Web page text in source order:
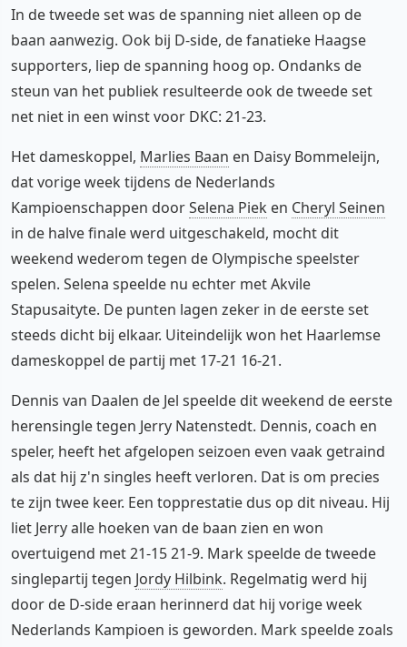
In de tweede set was de spanning niet alleen op de
baan aanwezig. Ook bij D-side, de fanatieke Haagse
supporters, liep de spanning hoog op. Ondanks de
steun van het publiek resulteerde ook de tweede set
net niet in een winst voor DKC: 21-23.
Het dameskoppel, Marlies Baan en Daisy Bommeleijn,
dat vorige week tijdens de Nederlands
Kampioenschappen doorSelena Piek en Cheryl Seinen
in de halve finale werd uitgeschakeld, mocht dit
weekend wederom tegen de Olympische speelster
spelen. Selena speelde nu echter met Akvile
Stapusaityte. De punten lagen zeker in de eerste set
steeds dicht bij elkaar. Uiteindelijk won het Haarlemse
dameskoppel de partij met 17-21 16-21.
Dennis van Daalen de Jel speelde dit weekend de eerste
herensingle tegen Jerry Natenstedt. Dennis, coach en
speler, heeft het afgelopen seizoen even vaak getraind
als dat hij z'n singles heeft verloren. Dat is om precies
te zijn twee keer. Een topprestatie dus op dit niveau. Hij
liet Jerry alle hoeken van de baan zien en won
overtuigend met 21-15 21-9. Mark speelde de tweede
singlepartij tegen Jordy Hilbink. Regelmatig werd hij
door de D-side eraan herinnerd dat hij vorige week
Nederlands Kampioen is geworden. Mark speelde zoals